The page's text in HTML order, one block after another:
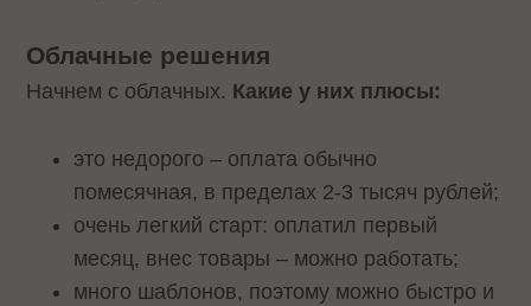
Облачные решения
Начнем с облачных. Какие у них плюсы:
это недорого – оплата обычно
помесячная, в пределах 2-3 тысяч рублей;
очень легкий старт: оплатил первый
месяц, внес товары – можно работать;
много шаблонов, поэтому можно быстро и